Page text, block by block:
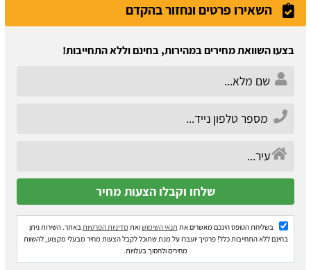
השאירו פרטים ונחזור בהקדם
בצעו השוואת מחירים במהירות, בחינם וללא התחייבות!
בשליחת הטופס הינכם מאשרים את תנאי השימושואת מדיניות הפרטיותבאתר. השירות ניתן
בחינם ללא התחייבות כלל! פרטיך יועברו על מנת שתוכל לקבל הצעות מחיר מבעלי מקצוע, להשוות
מחירים ולחסוך בעלויות.